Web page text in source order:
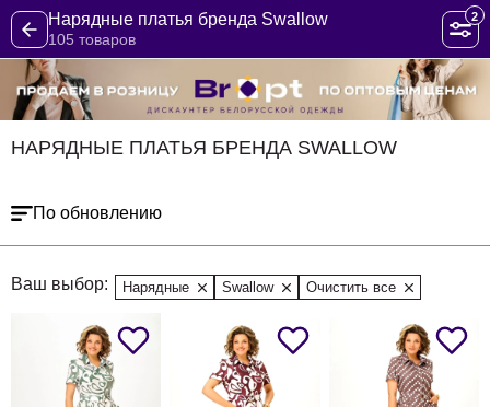
Нарядные платья бренда Swallow
105 товаров
2
НАРЯДНЫЕ ПЛАТЬЯ БРЕНДА SWALLOW
По обновлению
Ваш выбор: Нарядные Swallow Очистить все